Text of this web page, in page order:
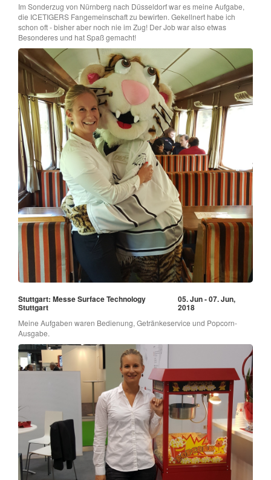
Im Sonderzug von Nürnberg nach Düsseldorf war es meine Aufgabe,
die ICETIGERS Fangemeinschaft zu bewirten. Gekellnert habe ich
schon oft - bisher aber noch nie im Zug! Der Job war also etwas
Besonderes und hat Spaß gemacht!
Stuttgart: Messe Surface Technology
Stuttgart
05. Jun - 07. Jun,
2018
Meine Aufgaben waren Bedienung, Getränkeservice und Popcorn-
Ausgabe.